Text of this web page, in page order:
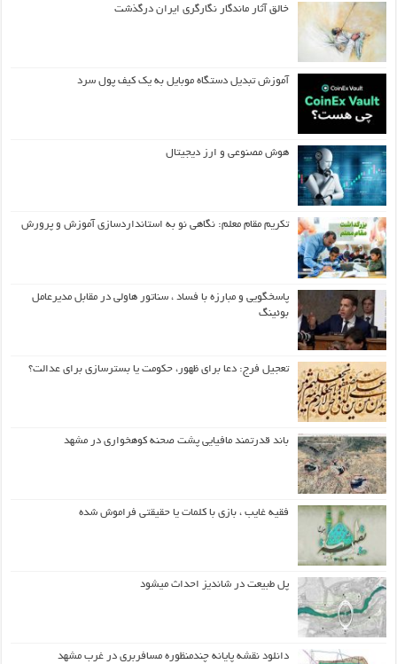
خالق آثار ماندگار نگارگری ایران درگذشت
آموزش تبدیل دستگاه موبایل به یک کیف‌ پول سرد
هوش مصنوعی و ارز دیجیتال
تکریم مقام معلم: نگاهی نو به استانداردسازی آموزش و پرورش
پاسخگویی و مبارزه با فساد ، سناتور هاولی در مقابل مدیرعامل
بوئینگ
تعجیل فرج: دعا برای ظهور، حکومت یا بسترسازی برای عدالت؟
باند قدرتمند مافیایی پشت صحنه کوهخواری در مشهد
فقیه غایب ، بازی با کلمات یا حقیقتی فراموش شده
پل طبیعت در شاندیز احداث میشود
دانلود نقشه پایانه چندمنظوره مسافربری در غرب مشهد